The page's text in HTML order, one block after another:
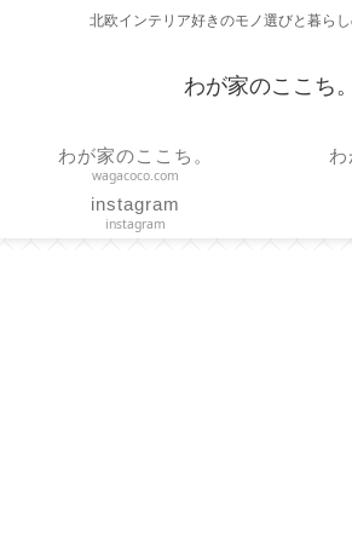
北欧インテリア好きのモノ選びと暮ら
わが家のここち。
わが家のここち。
wagacoco.com
instagram
instagram